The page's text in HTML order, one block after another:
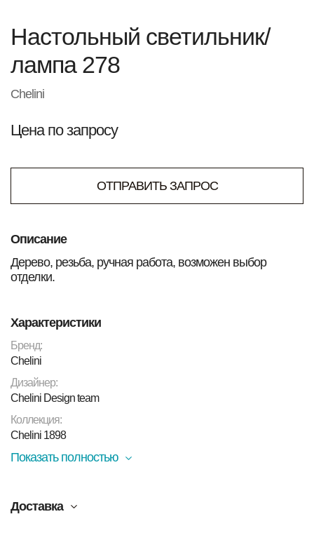
Настольный светильник/
лампа 278
Chelini
Цена по запросу
ОТПРАВИТЬ ЗАПРОС
Описание
Дерево, резьба, ручная работа, возможен выбор
отделки.
Характеристики
Бренд:
Chelini
Дизайнер:
Chelini Design team
Коллекция:
Chelini 1898
Показать полностью
Доставка